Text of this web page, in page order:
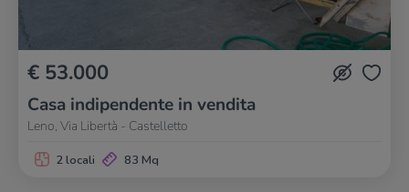
€ 53.000
Casa indipendente in vendita
Leno, Via Libertà - Castelletto
2 locali 83 Mq